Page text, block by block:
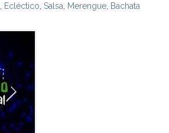
Ecléctico Salsa Merengue Bachata